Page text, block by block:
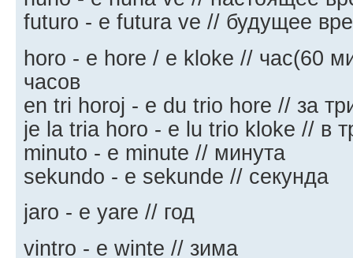
futuro - e futura ve // будущее
horo - e hore / e kloke // час(60
часов
en tri horoj - e du trio hore // за
je la tria horo - e lu trio kloke // в
minuto - e minute // минута
sekundo - e sekunde // секунда
jaro - e yare // год
vintro - e winte // зима